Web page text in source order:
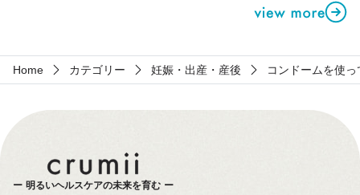
Home カテゴリー 妊娠・出産・産後 コンドームを使
明るいヘルスケアの未来を育む